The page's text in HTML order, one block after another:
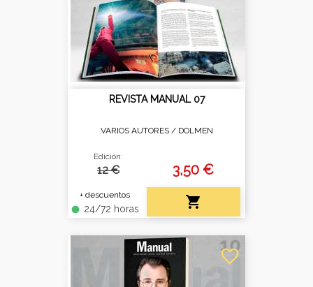
REVISTA MANUAL 07
VARIOS AUTORES / DOLMEN
Edición:
12 €
+ descuentos
fiber_manual_record 24/72 horas
3,50 €

favorite_border